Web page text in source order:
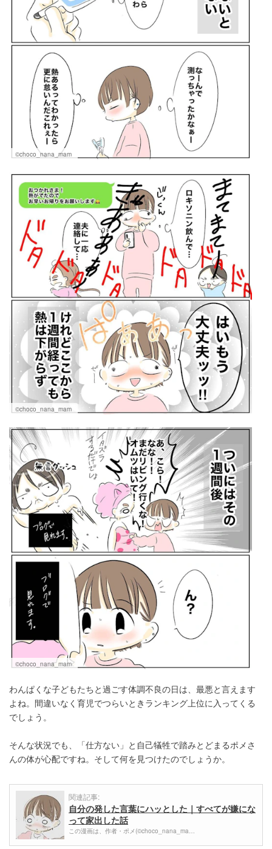
©choco_nana_mam
©choco_nana_mam
©choco_nana_mam
わんぱくな子どもたちと過ごす体調不良の日は、最悪と言えます
よね。間違いなく育児でつらいときランキング上位に入ってくる
でしょう。
そんな状況でも、「仕方ない」と自己犠牲で踏みとどまるポメさ
んの体が心配ですね。そして何を見つけたのでしょうか。
関連記事:
自分の発した言葉にハッとした｜すべてが嫌にな
って家出した話
この漫画は、作者・ポメ(©choco_nana_ma…